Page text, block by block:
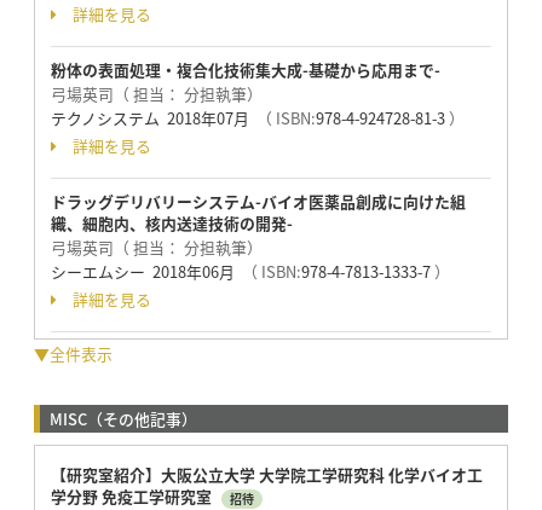
詳細を見る
粉体の表面処理・複合化技術集大成-基礎から応用まで-
弓場英司（ 担当： 分担執筆）
テクノシステム 2018年07月
（ ISBN:978-4-924728-81-3）
詳細を見る
ドラッグデリバリーシステム-バイオ医薬品創成に向けた組
織、細胞内、核内送達技術の開発-
弓場英司（ 担当： 分担執筆）
シーエムシー 2018年06月
（ ISBN:978-4-7813-1333-7）
詳細を見る
▼全件表示
MISC（その他記事）
【研究室紹介】大阪公立大学 大学院工学研究科 化学バイオ工
学分野 免疫工学研究室
招待